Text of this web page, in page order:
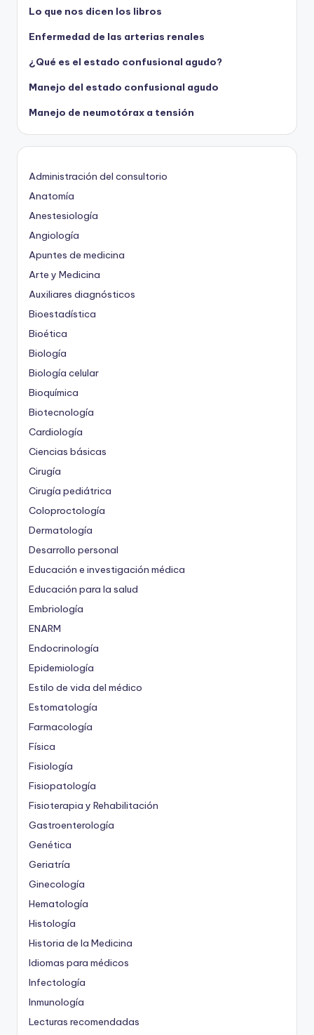
Lo que nos dicen los libros
Enfermedad de las arterias renales
¿Qué es el estado confusional agudo?
Manejo del estado confusional agudo
Manejo de neumotórax a tensión
Administración del consultorio
Anatomía
Anestesiología
Angiología
Apuntes de medicina
Arte y Medicina
Auxiliares diagnósticos
Bioestadística
Bioética
Biología
Biología celular
Bioquímica
Biotecnología
Cardiología
Ciencias básicas
Cirugía
Cirugía pediátrica
Coloproctología
Dermatología
Desarrollo personal
Educación e investigación médica
Educación para la salud
Embriología
ENARM
Endocrinología
Epidemiología
Estilo de vida del médico
Estomatología
Farmacología
Física
Fisiología
Fisiopatología
Fisioterapia y Rehabilitación
Gastroenterología
Genética
Geriatría
Ginecología
Hematología
Histología
Historia de la Medicina
Idiomas para médicos
Infectología
Inmunología
Lecturas recomendadas